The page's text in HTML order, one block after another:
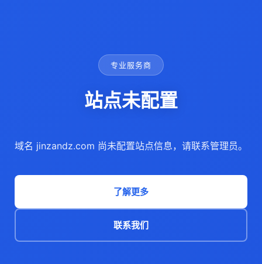
专业服务商
站点未配置
域名 jinzandz.com 尚未配置站点信息，请联系管理员。
了解更多
联系我们